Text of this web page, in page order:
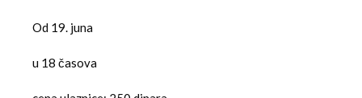
Od 19. juna
u 18 časova